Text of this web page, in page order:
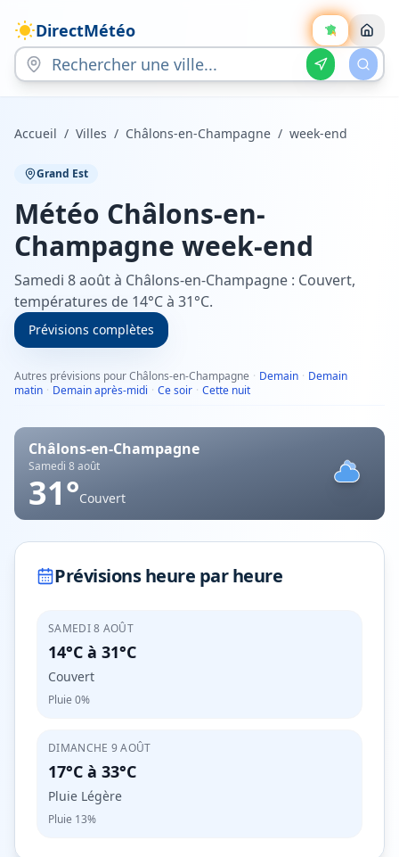
DirectMétéo
Accueil / Villes / Châlons-en-Champagne / week-end
Grand Est
Météo Châlons-en-
Champagne week-end
Samedi 8 août à Châlons-en-Champagne : Couvert,
températures de 14°C à 31°C.
Prévisions complètes
Autres prévisions pour Châlons-en-Champagne · Demain · Demain
matin · Demain après-midi · Ce soir · Cette nuit
Châlons-en-Champagne
Samedi 8 août
31°Couvert
Prévisions heure par heure
SAMEDI 8 AOÛT
14°C à 31°C
Couvert
Pluie 0%
DIMANCHE 9 AOÛT
17°C à 33°C
Pluie Légère
Pluie 13%